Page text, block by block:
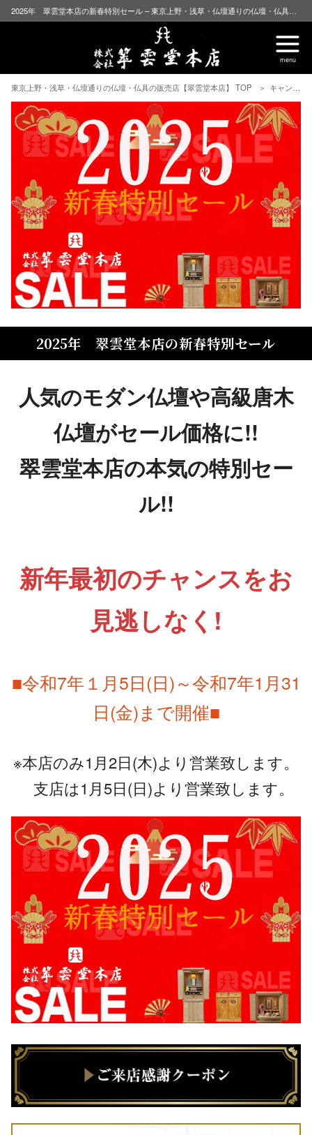
2025年 翠雲堂本店の新春特別セール – 東京上野・浅草・仏壇通りの仏壇・仏具の販売店【翠雲堂本店】
東京上野・浅草・仏壇通りの仏壇・仏具の販売店【翠雲堂本店】 TOP キャンペーン
2025年 翠雲堂本店の新春特別セール
人気のモダン仏壇や高級唐木
仏壇がセール価格に!!
翠雲堂本店の本気の特別セー
ル!!
新年最初のチャンスをお
見逃しなく!
■令和7年１月5日(日)～令和7年1月31
日(金)まで開催■
※本店のみ1月2日(木)より営業致します。
支店は1月5日(日)より営業致します。